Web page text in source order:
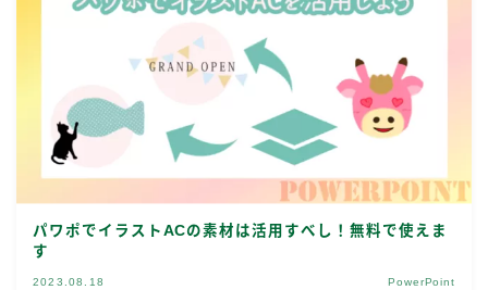
パワポでイラストACの素材は活用すべし！無料で使えま
す
2023.08.18 PowerPoint